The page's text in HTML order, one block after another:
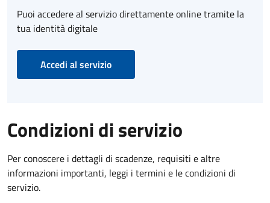
Puoi accedere al servizio direttamente online tramite la
tua identità digitale
Accedi al servizio
Condizioni di servizio
Per conoscere i dettagli di scadenze, requisiti e altre
informazioni importanti, leggi i termini e le condizioni di
servizio.